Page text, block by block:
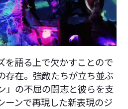
を語る上で欠かすことので
存在。強敵たちが立ち並ぶ
」の不屈の闘志と彼らを支
ーンで再現した新表現のジ